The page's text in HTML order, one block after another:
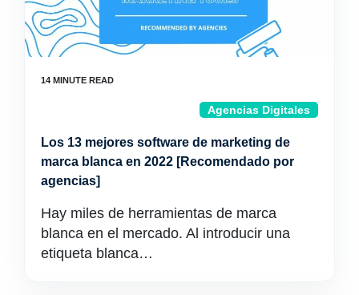
Agencias Digitales
Los 13 mejores software de marketing de
marca blanca en 2022 [Recomendado por
agencias]
Hay miles de herramientas de marca
blanca en el mercado. Al introducir una
etiqueta blanca…